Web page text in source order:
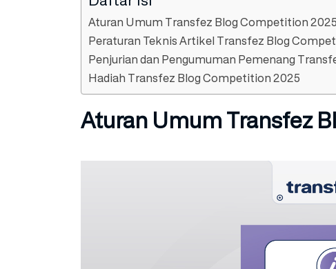
Aturan Umum Transfez Blog Competition 2025
Peraturan Teknis Artikel Transfez Blog
Penjurian dan Pengumuman Pemenang
Hadiah Transfez Blog Competition 2025
Aturan Umum Transfez